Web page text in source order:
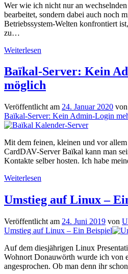
Wer wie ich nicht nur an
bearbeitet, sondern dabei auch noch
Betriebssystem-Welten konfrontiert
zu…
Weiterlesen
Ordner
bei
Thunderbird
Baïkal-Server: Kein
möglich
Veröffentlicht am 24. Januar 2020 von
Baïkal-Server: Kein Admin-Login
Mit dem feinen, kleinen und vor
CardDAV-Server Baïkal kann man
Kontakte selber hosten. Ich habe
Weiterlesen
Kein
Admin-
mehr
möglich
Umstieg auf Linux –
Veröffentlicht am 24. Juni 2019 von
Umstieg auf Linux – Ein Beispiel
Auf dem diesjährigen Linux
Wohnort Donauwörth wurde ich von
angesprochen. Ob man denn ihr